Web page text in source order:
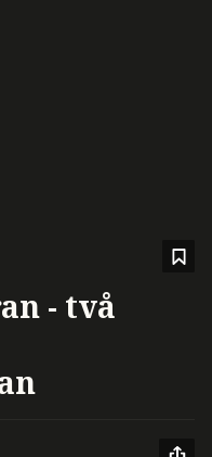
- två